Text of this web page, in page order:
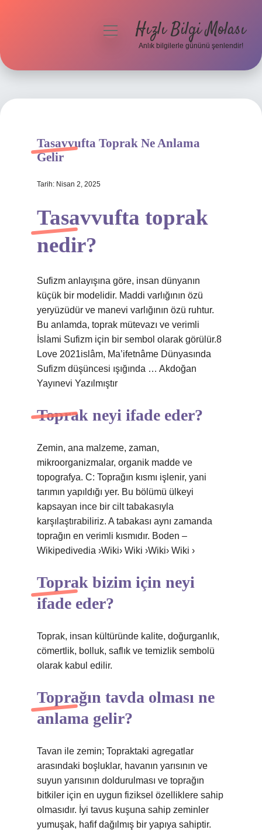
Hakkımızda
menüyüHızlı Bilgi Molası
Anlık bilgilerle gününü şenlendir!
Tasavvufta Toprak Ne Anlama
Gelir
Tarih: Nisan 2, 2025
Tasavvufta toprak
nedir?
Sufizm anlayışına göre, insan dünyanın
küçük bir modelidir. Maddi varlığının özü
yeryüzüdür ve manevi varlığının özü ruhtur.
Bu anlamda, toprak mütevazı ve verimli
İslami Sufizm için bir sembol olarak görülür.8
Love 2021islâm, Ma’ifetnâme Dünyasında
Sufizm düşüncesi ışığında … Akdoğan
Yayınevi Yazılmıştır
Toprak neyi ifade eder?
Zemin, ana malzeme, zaman,
mikroorganizmalar, organik madde ve
topografya. C: Toprağın kısmı işlenir, yani
tarımın yapıldığı yer. Bu bölümü ülkeyi
kapsayan ince bir cilt tabakasıyla
karşılaştırabiliriz. A tabakası aynı zamanda
toprağın en verimli kısmıdır. Boden –
Wikipedivedia ›Wiki› Wiki ›Wiki› Wiki ›
Toprak bizim için neyi
ifade eder?
Toprak, insan kültüründe kalite, doğurganlık,
cömertlik, bolluk, saflık ve temizlik sembolü
olarak kabul edilir.
Toprağın tavda olması ne
anlama gelir?
Tavan ile zemin; Topraktaki agregatlar
arasındaki boşluklar, havanın yarısının ve
suyun yarısının doldurulması ve toprağın
bitkiler için en uygun fiziksel özelliklere sahip
olmasıdır. İyi tavus kuşuna sahip zeminler
yumuşak, hafif dağılmış bir yapıya sahiptir.